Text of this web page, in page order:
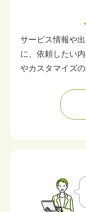
サービス情報や
に、依頼したい
やカスタマイズ